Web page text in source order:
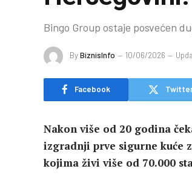
Bingo Group ostaje posvećen
ByBiznisInfo 10/06/2026
Facebook
Nakon više od 20 godina
izgradnji prve sigurne kuće
kojima živi više od 70.000